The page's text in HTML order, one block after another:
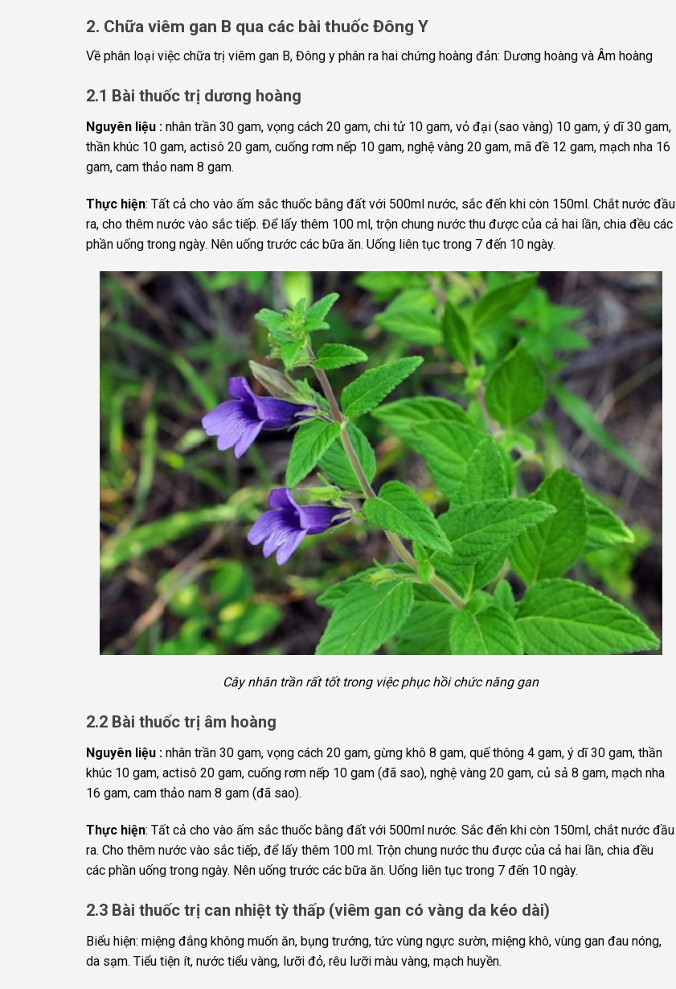
2. Chữa viêm gan B qua các bài thuốc Đông Y
Về phân loại việc chữa trị viêm gan B, Đông y phân ra hai chứng hoàng đản: Dương hoàng và Âm hoàng
2.1 Bài thuốc trị dương hoàng
Nguyên liệu : nhân trần 30 gam, vọng cách 20 gam, chi tử 10 gam, vỏ đại (sao vàng) 10 gam, ý dĩ 30 gam,
thần khúc 10 gam, actisô 20 gam, cuống rơm nếp 10 gam, nghệ vàng 20 gam, mã đề 12 gam, mạch nha 16
gam, cam thảo nam 8 gam.
Thực hiện: Tất cả cho vào ấm sắc thuốc bằng đất với 500ml nước, sắc đến khi còn 150ml. Chắt nước đầu
ra, cho thêm nước vào sắc tiếp. Để lấy thêm 100 ml, trộn chung nước thu được của cả hai lần, chia đều các
phần uống trong ngày. Nên uống trước các bữa ăn. Uống liên tục trong 7 đến 10 ngày.
Cây nhân trần rất tốt trong việc phục hồi chức năng gan
2.2 Bài thuốc trị âm hoàng
Nguyên liệu : nhân trần 30 gam, vọng cách 20 gam, gừng khô 8 gam, quế thông 4 gam, ý dĩ 30 gam, thần
khúc 10 gam, actisô 20 gam, cuống rơm nếp 10 gam (đã sao), nghệ vàng 20 gam, củ sả 8 gam, mạch nha
16 gam, cam thảo nam 8 gam (đã sao).
Thực hiện: Tất cả cho vào ấm sắc thuốc bằng đất với 500ml nước. Sắc đến khi còn 150ml, chắt nước đầu
ra. Cho thêm nước vào sắc tiếp, để lấy thêm 100 ml. Trộn chung nước thu được của cả hai lần, chia đều
các phần uống trong ngày. Nên uống trước các bữa ăn. Uống liên tục trong 7 đến 10 ngày.
2.3 Bài thuốc trị can nhiệt tỳ thấp (viêm gan có vàng da kéo dài)
Biểu hiện: miệng đắng không muốn ăn, bụng trướng, tức vùng ngực sườn, miệng khô, vùng gan đau nóng,
da sạm. Tiểu tiện ít, nước tiểu vàng, lưỡi đỏ, rêu lưỡi màu vàng, mạch huyền.